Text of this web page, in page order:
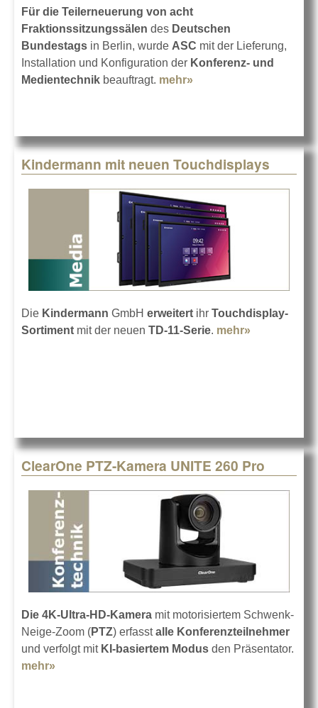
Für die Teilerneuerung von acht
Fraktionssitzungssälen des Deutschen
Bundestags in Berlin, wurde ASC mit der Lieferung,
Installation und Konfiguration der Konferenz- und
Medientechnik beauftragt. mehr»
Kindermann mit neuen Touchdisplays
Die Kindermann GmbH erweitert ihr Touchdisplay-
Sortiment mit der neuen TD-11-Serie. mehr»
ClearOne PTZ-Kamera UNITE 260 Pro
Die 4K-Ultra-HD-Kamera mit motorisiertem Schwenk-
Neige-Zoom (PTZ) erfasstalle Konferenzteilnehmer
und verfolgt mit KI-basiertem Modus den Präsentator.
mehr»